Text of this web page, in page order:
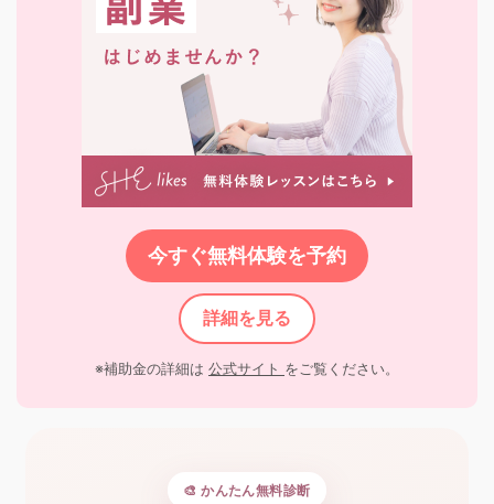
今すぐ無料体験を予約
詳細を見る
※補助金の詳細は 公式サイト をご覧ください。